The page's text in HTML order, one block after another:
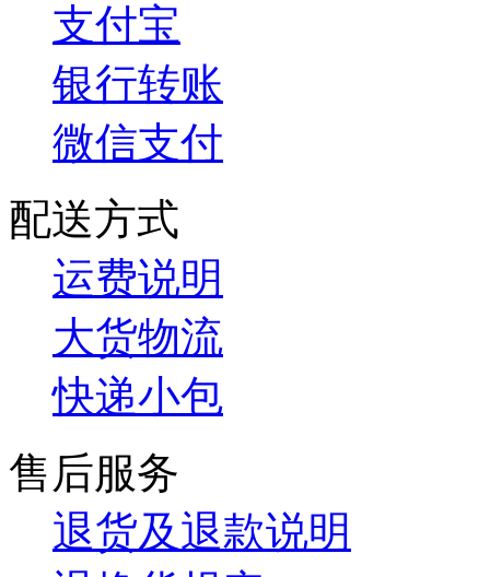
支付宝
银行转账
微信支付
配送方式
运费说明
大货物流
快递小包
售后服务
退货及退款说明